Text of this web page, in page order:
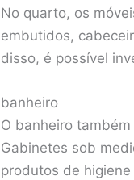
No quarto, os
embutidos,
disso, é possível
banheiro
O banheiro
Gabinetes sob
produtos de